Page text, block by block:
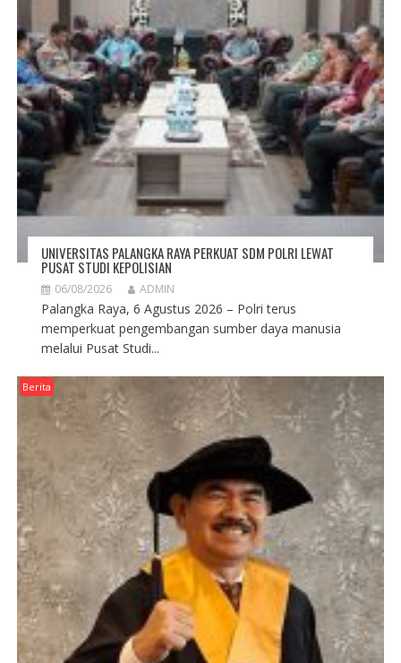
UNIVERSITAS PALANGKA RAYA PERKUAT SDM POLRI LEWAT
PUSAT STUDI KEPOLISIAN
06/08/2026 ADMIN
Palangka Raya, 6 Agustus 2026 – Polri terus
memperkuat pengembangan sumber daya manusia
melalui Pusat Studi...
Berita